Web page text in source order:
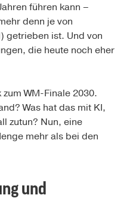
führen kann –
denn je von
getrieben ist. Und von
die heute noch eher
WM-Finale 2030.
Was hat das mit KI,
zutun? Nun, eine
mehr als bei den
und